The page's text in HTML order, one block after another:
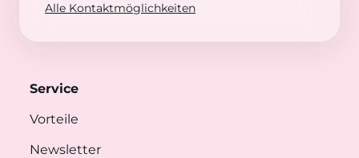
Alle Kontaktmöglichkeiten
Service
Vorteile
Newsletter